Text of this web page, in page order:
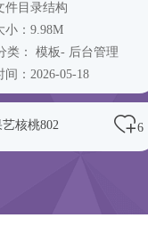
件目录结构
小：9.98M
类： 模板- 后台管理
间：2026-05-18
艺核桃802 6